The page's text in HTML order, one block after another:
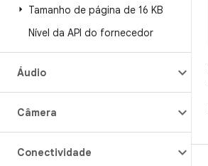
Tamanho de página de 16 KB
Nível da API do fornecedor
Áudio
Câmera
Conectividade